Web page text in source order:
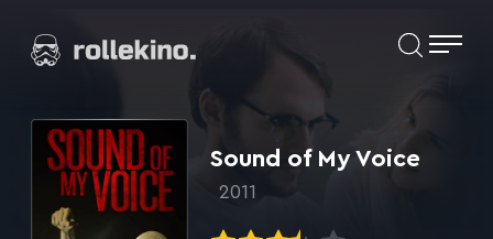
suoraan
Elokuvat ja elokuva-arviot | Rollekino.fi
jälkeen.
Sound of My Voice
2011